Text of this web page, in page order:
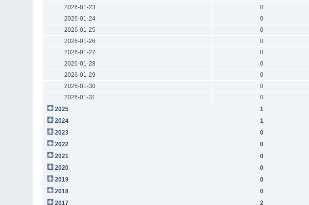
2026-01-23
0
2026-01-24
0
2026-01-25
0
2026-01-26
0
2026-01-27
0
2026-01-28
0
2026-01-29
0
2026-01-30
0
2026-01-31
0
2025
1
2024
1
2023
0
2022
0
2021
0
2020
0
2019
0
2018
0
2017
2